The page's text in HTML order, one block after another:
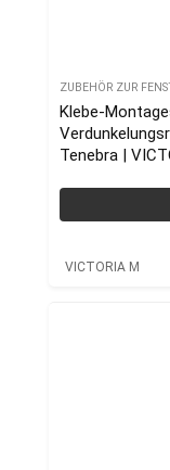
ZUBEHÖR ZUR
Klebe-
Tenebra |
VICTORIA M